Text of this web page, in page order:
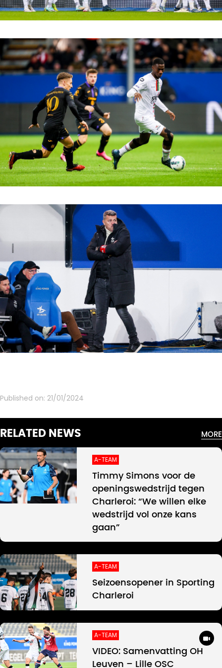
Published on: 21/01/2024
RELATED NEWS MORE
A-TEAM
Timmy Simons voor de
openingswedstrijd tegen
Charleroi: “We willen elke
wedstrijd vol onze kans
gaan”
A-TEAM
Seizoensopener in Sporting
Charleroi
A-TEAM
VIDEO: Samenvatting OH
Leuven – Lille OSC